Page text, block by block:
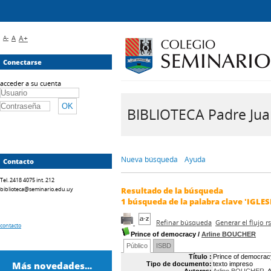
BIBLIOTECA Padre
Nueva búsqueda Ayuda
Resultado de la búsqueda
1 búsqueda de la palabra clave
Refinar búsqueda Generar el flujo
Prince of democracy / Arline BOUCHER
Público
ISBD
Título : Prince of
Tipo de documento: texto impreso
A- A A+
Conectarse
acceder a su cuenta
Contacto
Tel. 2418 4075 int. 212
biblioteca@seminario.edu.uy
contacto
Más novedades...